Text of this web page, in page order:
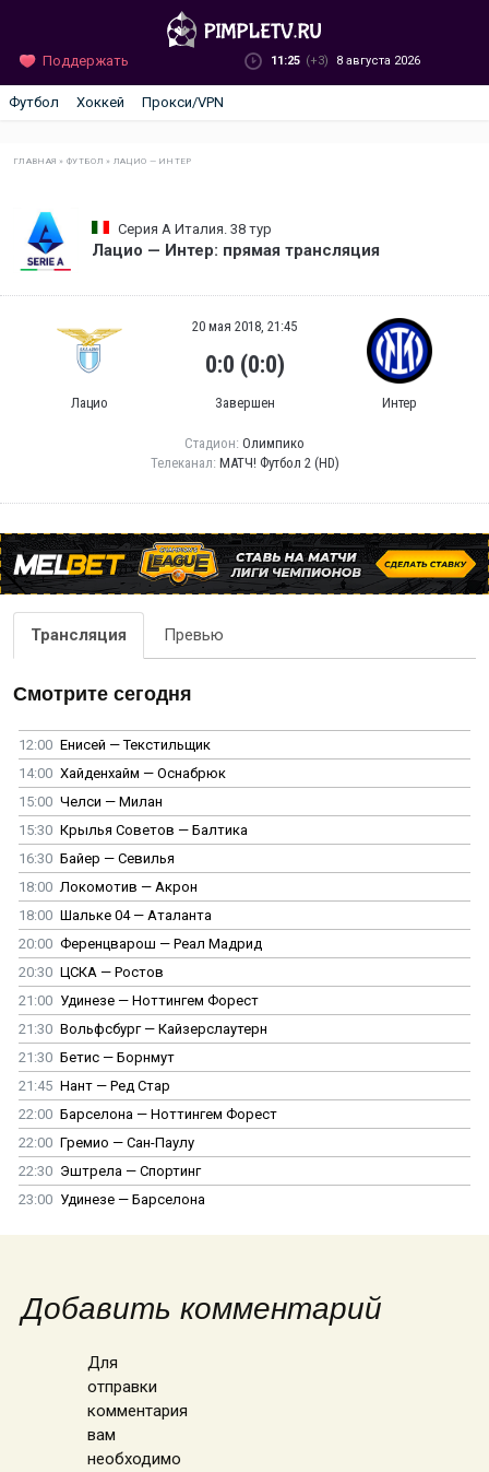
Поддержать 11:25 (+3) 8 августа 2026
Футбол Хоккей Прокси/VPN
ГЛАВНАЯ »ФУТБОЛ » ЛАЦИО — ИНТЕР
Серия А Италия. 38 тур
Лацио — Интер: прямая трансляция
Лацио
20 мая 2018, 21:45
0:0 (0:0)
Завершен Интер
Стадион: Олимпико
Телеканал: МАТЧ! Футбол 2 (HD)
Трансляция Превью
Смотрите сегодня
12:00 Енисей — Текстильщик
14:00 Хайденхайм — Оснабрюк
15:00 Челси — Милан
15:30 Крылья Советов — Балтика
16:30 Байер — Севилья
18:00 Локомотив — Акрон
18:00 Шальке 04 — Аталанта
20:00 Ференцварош — Реал Мадрид
20:30 ЦСКА — Ростов
21:00 Удинезе — Ноттингем Форест
21:30 Вольфсбург — Кайзерслаутерн
21:30 Бетис — Борнмут
21:45 Нант — Ред Стар
22:00 Барселона — Ноттингем Форест
22:00 Гремио — Сан-Паулу
22:30 Эштрела — Спортинг
23:00 Удинезе — Барселона
Добавить комментарий
Для
отправки
комментария
вам
необходимо